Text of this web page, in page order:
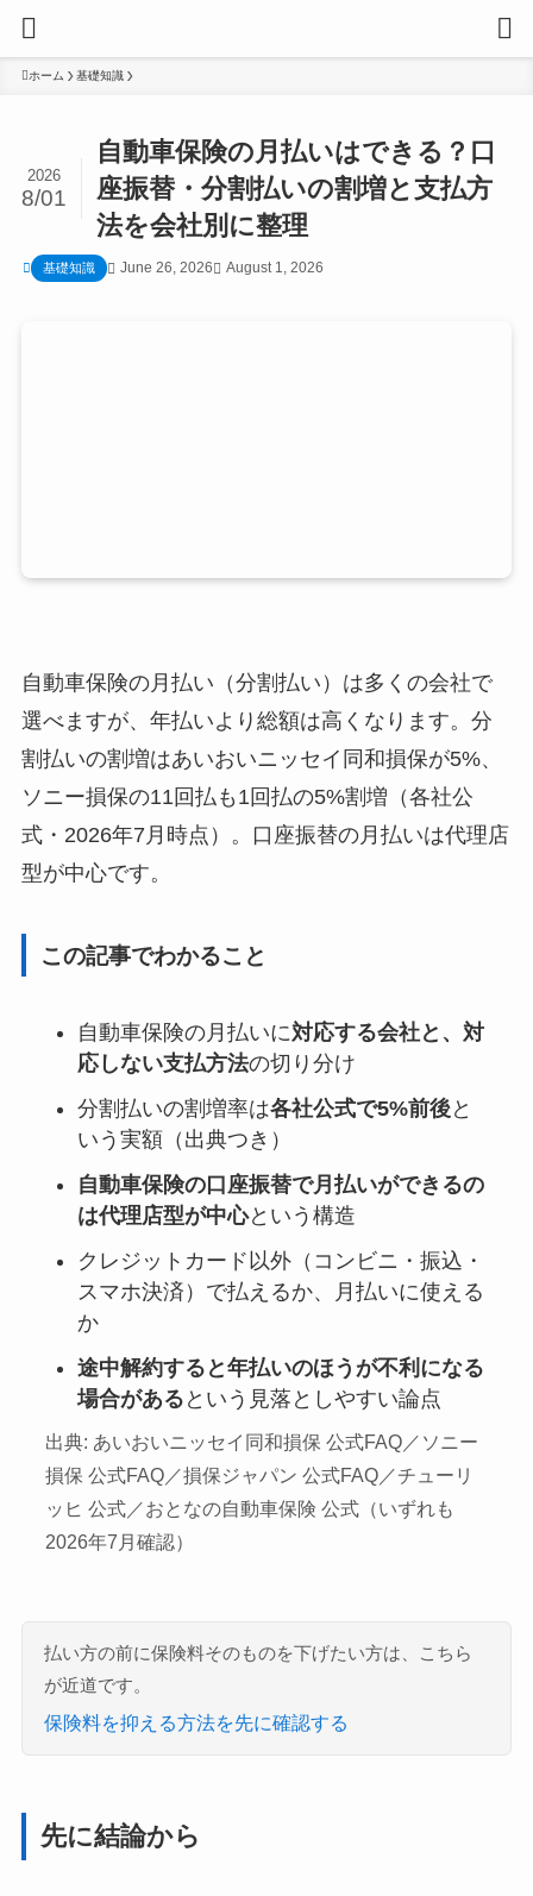
ホーム 基礎知識
自動車保険の月払いはできる？口
座振替・分割払いの割増と支払方
法を会社別に整理
2026
8/01
基礎知識 June 26, 2026 August 1, 2026
自動車保険の月払い（分割払い）は多くの会社で
選べますが、年払いより総額は高くなります。分
割払いの割増はあいおいニッセイ同和損保が5%、
ソニー損保の11回払も1回払の5%割増（各社公
式・2026年7月時点）。口座振替の月払いは代理店
型が中心です。
この記事でわかること
自動車保険の月払いに対応する会社と、対
応しない支払方法の切り分け
分割払いの割増率は各社公式で5%前後と
いう実額（出典つき）
自動車保険の口座振替で月払いができるの
は代理店型が中心という構造
クレジットカード以外（コンビニ・振込・
スマホ決済）で払えるか、月払いに使える
か
途中解約すると年払いのほうが不利になる
場合がある という見落としやすい論点
出典: あいおいニッセイ同和損保 公式FAQ／ソニー
損保 公式FAQ／損保ジャパン 公式FAQ／チューリ
ッヒ 公式／おとなの自動車保険 公式（いずれも
2026年7月確認）
払い方の前に保険料そのものを下げたい方は、こちら
が近道です。
保険料を抑える方法を先に確認する
先に結論から